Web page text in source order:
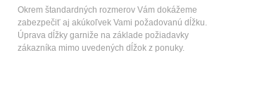
Okrem štandardných rozmerov Vám dokážeme
zabezpečiť aj akúkoľvek Vami požadovanú dĺžku.
Úprava dĺžky garniže na základe požiadavky
zákazníka mimo uvedených dĺžok z ponuky.